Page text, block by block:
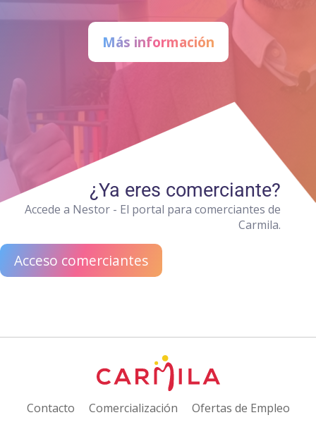
Más información
¿Ya eres comerciante?
Accede a Nestor - El portal para comerciantes de
Carmila.
Acceso comerciantes
Contacto Comercialización
Ofertas de Empleo